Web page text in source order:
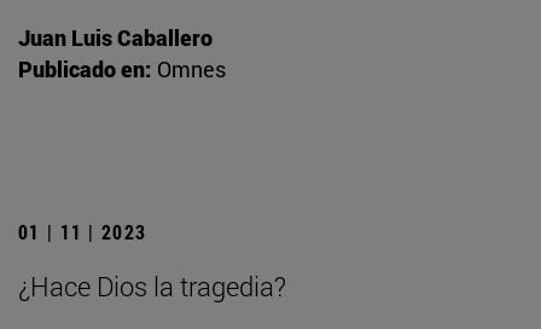
Juan Luis Caballero
Publicado en: Omnes
01 | 11 | 2023
¿Hace Dios la tragedia?